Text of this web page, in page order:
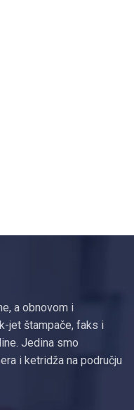
a obnovom i
jet štampače, faks i
Jedina smo
i ketridža na području